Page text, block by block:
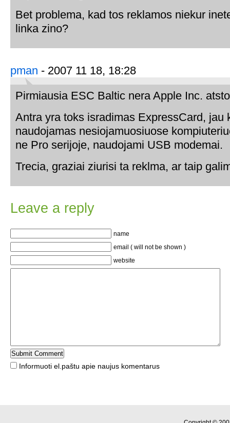
Bet problema, kad tos reklamos niekur
linka zino?
pman - 2007 11 18, 18:28
Pirmiausia ESC Baltic nera Apple Inc.
Antra yra toks isradimas ExpressCard, jau
naudojamas nesiojamuosiuose
ne Pro serijoje, naudojami USB modemai.
Trecia, graziai ziurisi ta reklma, ar taip
Leave a reply
name
email ( will not be shown )
website
Informuoti el.paštu apie naujus komentarus